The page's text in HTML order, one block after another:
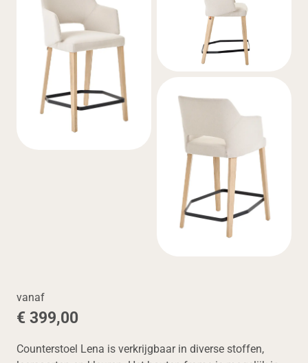
vanaf
€ 399,00
Counterstoel Lena is verkrijgbaar in diverse stoffen,